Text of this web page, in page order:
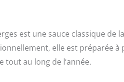
est une sauce classique de
elle est préparée à
tout au long de l’année.